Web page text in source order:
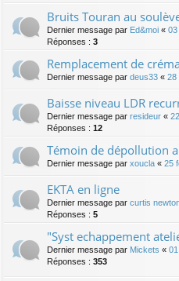
Bruits Touran au
Dernier message par Ed&moi « 03
Réponses : 3
Remplacement de
Dernier message par deus33 « 28
Baisse niveau LDR
Dernier message par resideur «
Réponses : 12
Témoin de dépollution
Dernier message par xoucla « 25
EKTA en ligne
Dernier message par curtis
Réponses : 5
"Syst echappement
Dernier message par Mickets «
Réponses : 353